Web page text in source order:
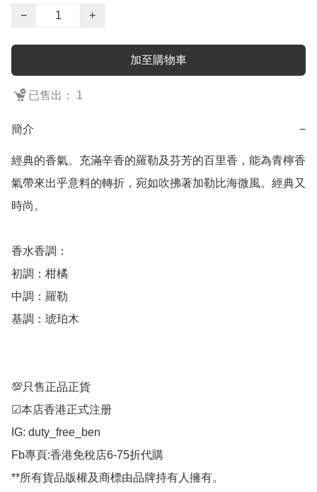
−
+
加至購物車
已售出： 1
簡介 −
經典的香氣。充滿辛香的羅勒及芬芳的百里香，能為青檸香
氣帶來出乎意料的轉折，宛如吹拂著加勒比海微風。經典又
時尚。
香水香調：
初調：柑橘
中調：羅勒
基調：琥珀木
💯只售正品正貨
☑︎本店香港正式注册
IG: duty_free_ben
Fb專頁:香港免稅店6-75折代購
**所有貨品版權及商標由品牌持有人擁有。